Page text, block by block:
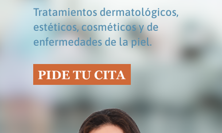
Tratamientos dermatológicos,
estéticos, cosméticos y de
enfermedades de la piel.